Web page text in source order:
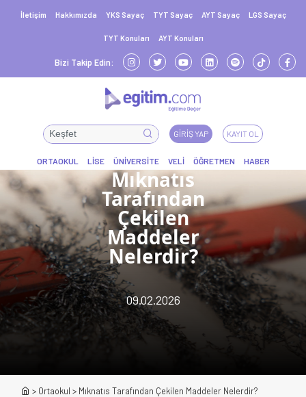
İletişim Hakkımızda YKS Sayaç TYT Sayaç AYT Sayaç LGS Sayaç
TYT Konuları AYT Konuları
Bizi Takip Edin:
GIRIŞ YAP KAYIT OL
Mıknatıs
Tarafından
Çekilen
Maddeler
Nelerdir?
09.02.2026
> Ortaokul > Mıknatıs Tarafından Çekilen Maddeler Nelerdir?